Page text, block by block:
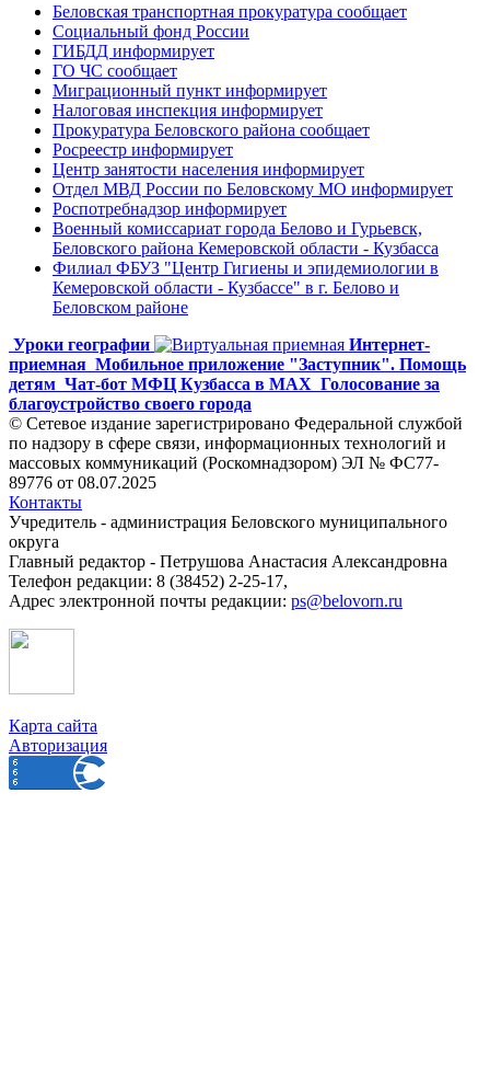
Беловская транспортная прокуратура сообщает
Социальный фонд России
ГИБДД информирует
ГО ЧС сообщает
Миграционный пункт информирует
Налоговая инспекция информирует
Прокуратура Беловского района сообщает
Росреестр информирует
Центр занятости населения информирует
Отдел МВД России по Беловскому МО информирует
Роспотребнадзор информирует
Военный комиссариат города Белово и Гурьевск,
Беловского района Кемеровской области - Кузбасса
Филиал ФБУЗ "Центр Гигиены и эпидемиологии в
Кемеровской области - Кузбассе" в г. Белово и
Беловском районе
Уроки географии
Интернет-
приемная Мобильное приложение "Заступник". Помощь
детям Чат-бот МФЦ Кузбасса в MAX Голосование за
благоустройство своего города
© Сетевое издание зарегистрировано Федеральной службой
по надзору в сфере связи, информационных технологий и
массовых коммуникаций (Роскомнадзором) ЭЛ № ФС77-
89776 от 08.07.2025
Контакты
Учредитель - администрация Беловского муниципального
округа
Главный редактор - Петрушова Анастасия Александровна
Телефон редакции: 8 (38452) 2-25-17,
Адрес электронной почты редакции: ps@belovorn.ru
Карта сайта
Авторизация